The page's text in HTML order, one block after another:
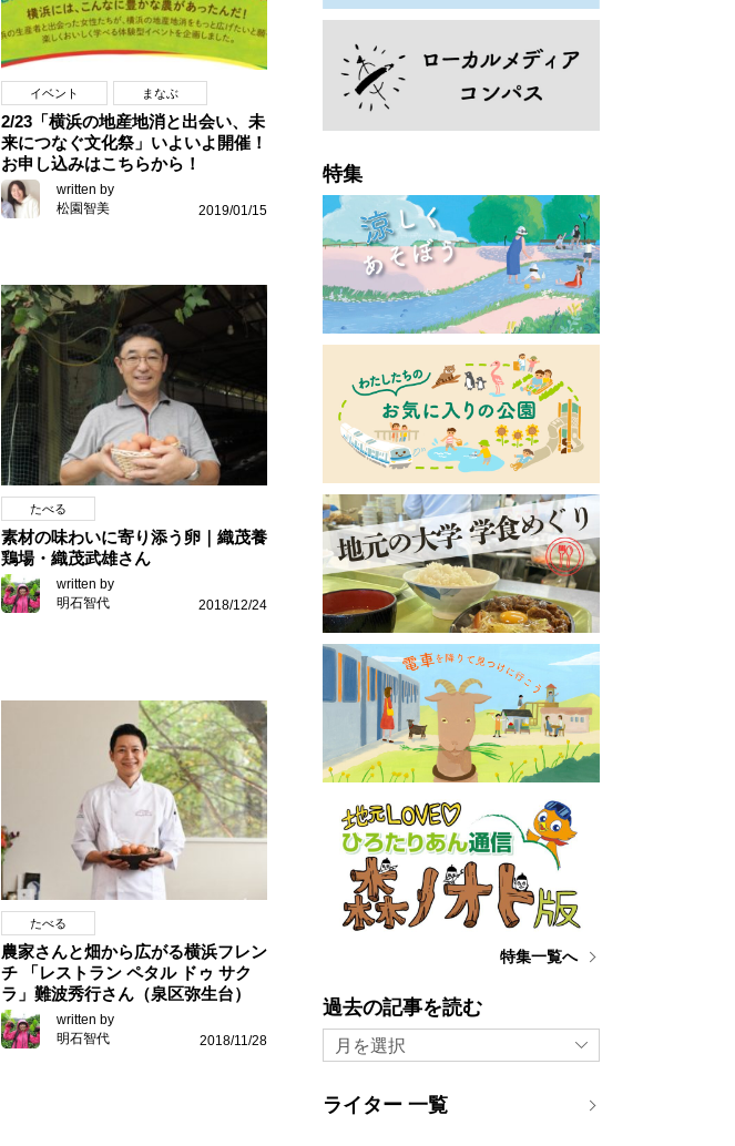
イベント まなぶ
2/23「横浜の地産地消と出会い、未
来につなぐ文化祭」いよいよ開催！
お申し込みはこちらから！
written by
松園智美
2019/01/15
たべる
素材の味わいに寄り添う卵｜織茂養
鶏場・織茂武雄さん
written by
明石智代
2018/12/24
たべる
農家さんと畑から広がる横浜フレン
チ 「レストラン ペタル ドゥ サク
ラ」難波秀行さん（泉区弥生台）
written by
明石智代
2018/11/28
特集
特集一覧へ
過去の記事を読む
月を選択
ライター 一覧